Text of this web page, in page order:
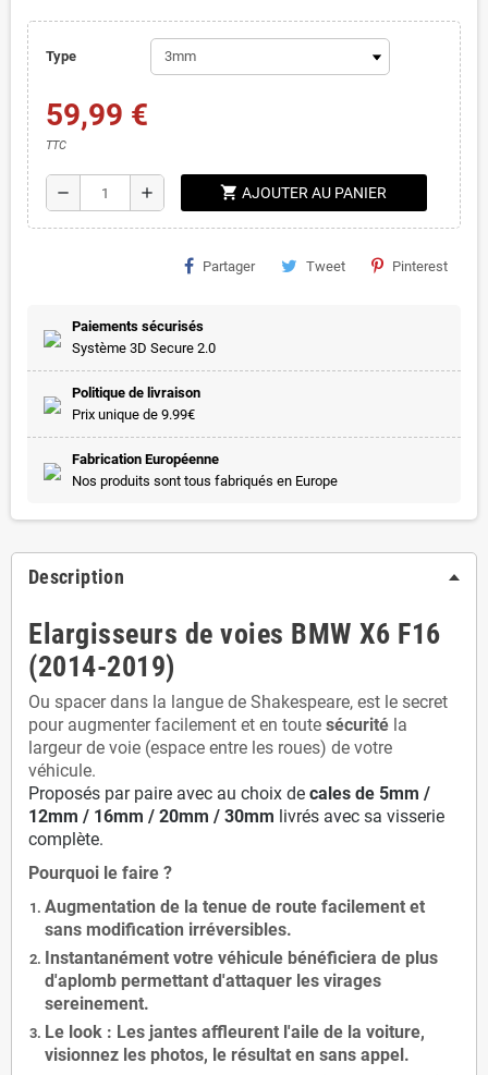
Type
59,99 €
TTC
remove add shopping_cart AJOUTER AU PANIER
Partager Tweet Pinterest
Paiements sécurisés
Système 3D Secure 2.0
Politique de livraison
Prix unique de 9.99€
Fabrication Européenne
Nos produits sont tous fabriqués en Europe
Description
Elargisseurs de voies BMW X6 F16
(2014-2019)
Ou spacer dans la langue de Shakespeare, est le secret
pour augmenter facilement et en toute sécurité la
largeur de voie (espace entre les roues) de votre
véhicule.
Proposés par paire avec au choix de cales de 5mm /
12mm / 16mm / 20mm / 30mm livrés avec sa visserie
complète.
Pourquoi le faire ?
Augmentation de la tenue de route facilement et
sans modification irréversibles.
Instantanément votre véhicule bénéficiera de plus
d'aplomb permettant d'attaquer les virages
sereinement.
Le look : Les jantes affleurent l'aile de la voiture,
visionnez les photos, le résultat en sans appel.